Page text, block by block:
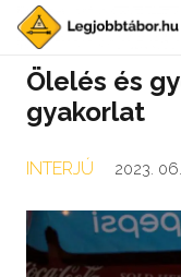
Ölelés és
gyakorlat
INTERJÚ 2023.